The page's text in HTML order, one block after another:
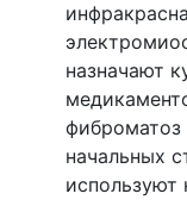
назначают
начальных
используют